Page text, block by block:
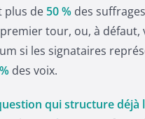
plus de 50 % des suffrages
tour, ou, à défaut,
si les signataires
des voix.
qui structure déjà